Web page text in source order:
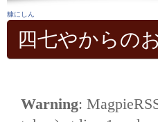
糠にしん
四七やからの